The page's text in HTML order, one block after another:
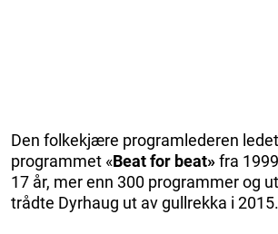
Den folkekjære programlederen ledet
programmet «Beat for beat»fra
17 år, mer enn 300 programmer og
trådte Dyrhaug ut av gullrekka i 2015.